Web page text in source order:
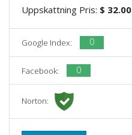
Uppskattning Pris: $ 32.00
Google Index: 0
Facebook: 0
Norton: